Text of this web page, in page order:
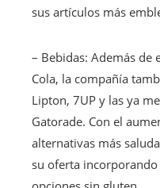
sus artículos más
– Bebidas: Además de
Cola, la compañía
Lipton, 7UP y las ya
Gatorade. Con el
alternativas más
su oferta